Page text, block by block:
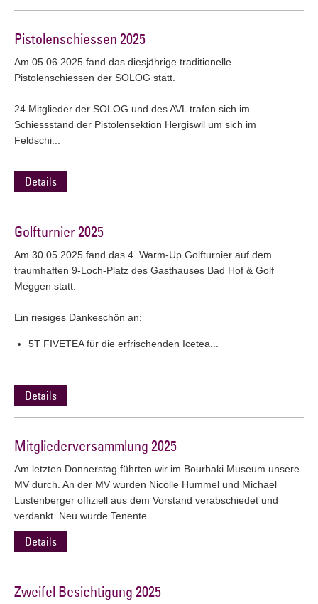
Pistolenschiessen 2025
Am 05.06.2025 fand das diesjährige traditionelle
Pistolenschiessen der SOLOG statt.
24 Mitglieder der SOLOG und des AVL trafen sich im
Schiessstand der Pistolensektion Hergiswil um sich im
Feldschi...
Details
Golfturnier 2025
Am 30.05.2025 fand das 4. Warm-Up Golfturnier auf dem
traumhaften 9-Loch-Platz des Gasthauses Bad Hof & Golf
Meggen statt.
Ein riesiges Dankeschön an:
5T FIVETEA für die erfrischenden Icetea...
Details
Mitgliederversammlung 2025
Am letzten Donnerstag führten wir im Bourbaki Museum unsere
MV durch. An der MV wurden Nicolle Hummel und Michael
Lustenberger offiziell aus dem Vorstand verabschiedet und
verdankt. Neu wurde Tenente ...
Details
Zweifel Besichtigung 2025